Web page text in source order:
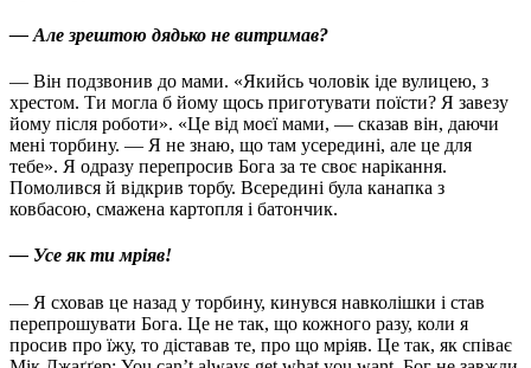
— Але зрештою дядько не витримав?
— Він подзвонив до мами. «Якийсь чоловік іде вулицею, з
хрестом. Ти могла б йому щось приготувати поїсти? Я завезу
йому після роботи». «Це від моєї мами, — сказав він, даючи
мені торбину. — Я не знаю, що там усередині, але це для
тебе». Я одразу перепросив Бога за те своє нарікання.
Помолився й відкрив торбу. Всередині була канапка з
ковбасою, смажена картопля і батончик.
— Усе як ти мріяв!
— Я сховав це назад у торбину, кинувся навколішки і став
перепрошувати Бога. Це не так, що кожного разу, коли я
просив про їжу, то діставав те, про що мріяв. Це так, як співає